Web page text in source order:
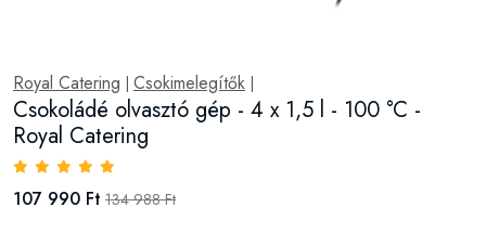
Royal Catering Csokimelegítők
Csokoládé olvasztó gép - 4 x 1,5 l - 100 °C -
Royal Catering
107 990 Ft 134 988 Ft